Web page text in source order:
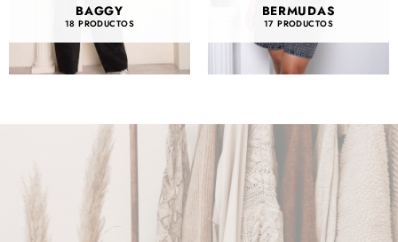
BAGGY
18 PRODUCTOS
BERMUDAS
17 PRODUCTOS